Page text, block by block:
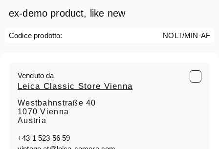
ex-demo product, like new
Codice prodotto: NOLT/MIN-AF
Venduto da
Leica Classic Store Vienna
Westbahnstraße 40
1070 Vienna
Austria
+43 1 523 56 59